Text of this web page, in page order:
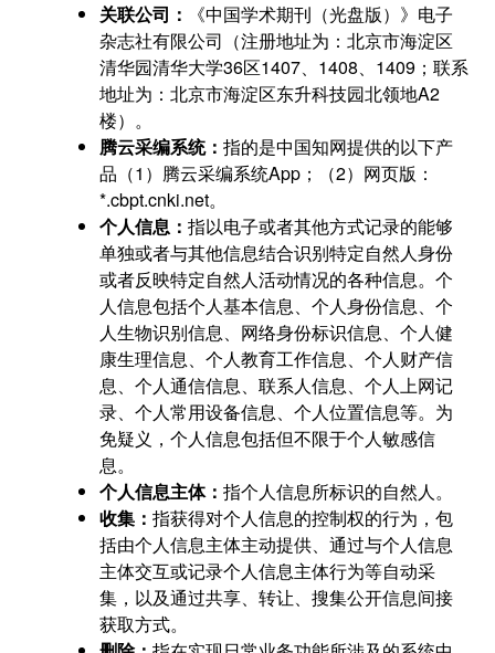
关联公司：
《中国学术期刊（光盘版）》电子
杂志社有限公司（注册地址为：北京市海淀区
清华园清华大学36区1407、1408、1409；联系
地址为：北京市海淀区东升科技园北领地A2
楼）。
腾云采编系统：指的是中国知网提供的以下产
品（1）腾云采编系统App；（2）网页版：
*.cbpt.cnki.net。
个人信息：指以电子或者其他方式记录的能够
单独或者与其他信息结合识别特定自然人身份
或者反映特定自然人活动情况的各种信息。个
人信息包括个人基本信息、个人身份信息、个
人生物识别信息、网络身份标识信息、个人健
康生理信息、个人教育工作信息、个人财产信
息、个人通信信息、联系人信息、个人上网记
录、个人常用设备信息、个人位置信息等。为
免疑义，个人信息包括但不限于个人敏感信
息。
个人信息主体：指个人信息所标识的自然人。
收集：指获得对个人信息的控制权的行为，包
括由个人信息主体主动提供、通过与个人信息
主体交互或记录个人信息主体行为等自动采
集，以及通过共享、转让、搜集公开信息间接
获取方式。